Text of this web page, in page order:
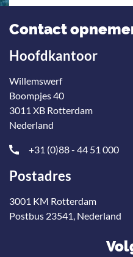
Contact
Hoofdkantoor
Willemswerf
Boompjes 40
3011 XB Rotterdam
Nederland
+31 (0)88 - 44 51 000
Postadres
3001 KM Rotterdam
Postbus 23541, Nederland